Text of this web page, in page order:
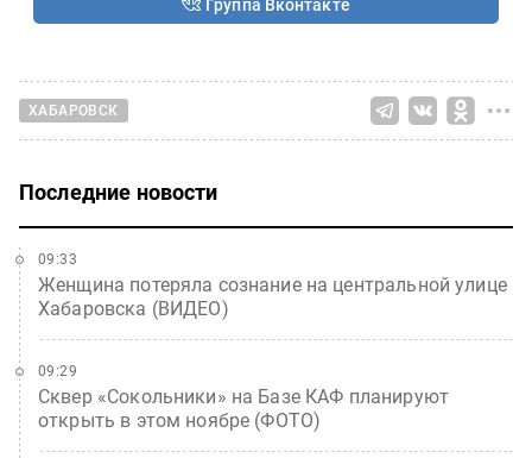
Группа Вконтакте
ХАБАРОВСК
Последние новости
Женщина потеряла сознание на центральной улице
Хабаровска (ВИДЕО)
09:33
Сквер «Сокольники» на Базе КАФ планируют
открыть в этом ноябре (ФОТО)
09:29